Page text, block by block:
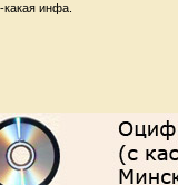
какая инфа.